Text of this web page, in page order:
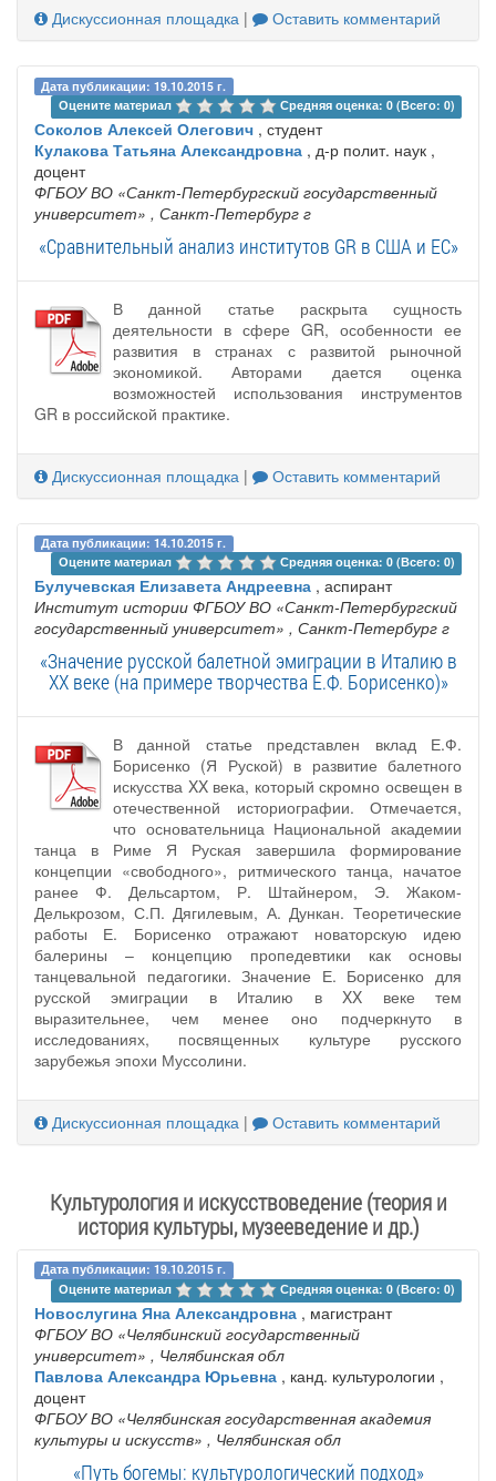
Дискуссионная площадка | Оставить комментарий
Дата публикации: 19.10.2015 г.
Оцените материал
Средняя оценка: 0 (Всего: 0)
Соколов Алексей Олегович , студент
Кулакова Татьяна Александровна , д-р полит. наук ,
доцент
ФГБОУ ВО «Санкт-Петербургский государственный
университет» , Санкт-Петербург г
«Сравнительный анализ институтов GR в США и ЕС»
В данной статье раскрыта сущность
деятельности в сфере GR, особенности ее
развития в странах с развитой рыночной
экономикой. Авторами дается оценка
возможностей использования инструментов
GR в российской практике.
Дискуссионная площадка | Оставить комментарий
Дата публикации: 14.10.2015 г.
Оцените материал
Средняя оценка: 0 (Всего: 0)
Булучевская Елизавета Андреевна , аспирант
Институт истории ФГБОУ ВО «Санкт-Петербургский
государственный университет» , Санкт-Петербург г
«Значение русской балетной эмиграции в Италию в
XX веке (на примере творчества Е.Ф. Борисенко)»
В данной статье представлен вклад Е.Ф.
Борисенко (Я Руской) в развитие балетного
искусства XX века, который скромно освещен в
отечественной историографии. Отмечается,
что основательница Национальной академии
танца в Риме Я Руская завершила формирование
концепции «свободного», ритмического танца, начатое
ранее Ф. Дельсартом, Р. Штайнером, Э. Жаком-
Делькрозом, С.П. Дягилевым, А. Дункан. Теоретические
работы Е. Борисенко отражают новаторскую идею
балерины – концепцию пропедевтики как основы
танцевальной педагогики. Значение Е. Борисенко для
русской эмиграции в Италию в XX веке тем
выразительнее, чем менее оно подчеркнуто в
исследованиях, посвященных культуре русского
зарубежья эпохи Муссолини.
Дискуссионная площадка | Оставить комментарий
Культурология и искусствоведение (теория и
история культуры, музееведение и др.)
Дата публикации: 19.10.2015 г.
Оцените материал
Средняя оценка: 0 (Всего: 0)
Новослугина Яна Александровна , магистрант
ФГБОУ ВО «Челябинский государственный
университет» , Челябинская обл
Павлова Александра Юрьевна , канд. культурологии ,
доцент
ФГБОУ ВО «Челябинская государственная академия
культуры и искусств» , Челябинская обл
«Путь богемы: культурологический подход»